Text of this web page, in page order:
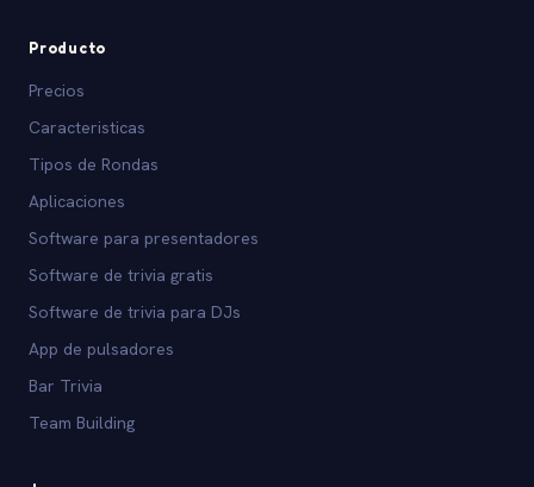
Producto
Precios
Caracteristicas
Tipos de Rondas
Aplicaciones
Software para presentadores
Software de trivia gratis
Software de trivia para DJs
App de pulsadores
Bar Trivia
Team Building